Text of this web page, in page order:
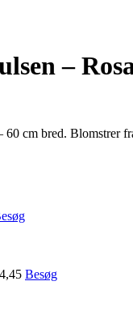
–
cm bred. Blomstrer
Besøg